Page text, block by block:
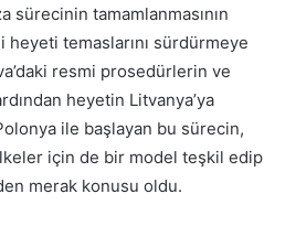
sürecinin tamamlanmasının
heyeti temaslarını sürdürmeye
resmi prosedürlerin ve
heyetin Litvanya’ya
ile başlayan bu sürecin,
için de bir model teşkil edip
merak konusu oldu.